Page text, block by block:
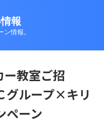
報
情報。
教室ご招
グループ×キリ
ペーン